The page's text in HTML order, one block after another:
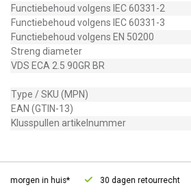
Functiebehoud volgens IEC 60331-2
Functiebehoud volgens IEC 60331-3
Functiebehoud volgens EN 50200
Streng diameter
VDS ECA 2.5 90GR BR
Type / SKU (MPN)
EAN (GTIN-13)
Klusspullen artikelnummer
in huis* 30 dagen retourrecht